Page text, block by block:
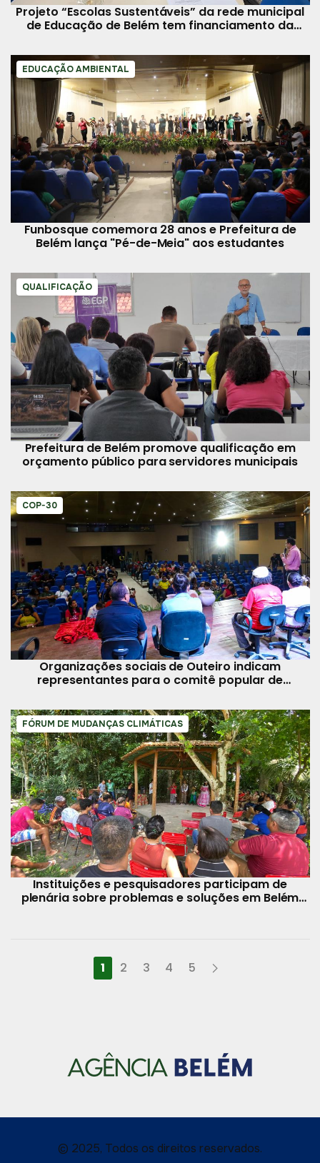
Projeto “Escolas Sustentáveis” da rede municipal
de Educação de Belém tem financiamento da
EDUCAÇÃO AMBIENTAL
Funbosque comemora 28 anos e Prefeitura de
Belém lança "Pé-de-Meia" aos estudantes
QUALIFICAÇÃO
Prefeitura de Belém promove qualificação em
orçamento público para servidores municipais
COP-30
Organizações sociais de Outeiro indicam
representantes para o comitê popular de
FÓRUM DE MUDANÇAS CLIMÁTICAS
Instituições e pesquisadores participam de
plenária sobre problemas e soluções em Belém
1 2 3 4 5
© 2025, Todos os direitos reservados.